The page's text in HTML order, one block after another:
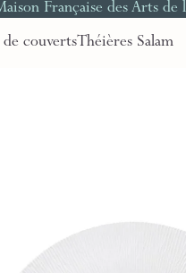
Française des Arts de
de couvertsThéières Salam